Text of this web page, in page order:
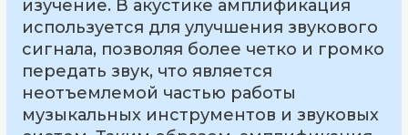
изучение. В акустике амплификация
используется для улучшения звукового
сигнала, позволяя более четко и громко
передать звук, что является
неотъемлемой частью работы
музыкальных инструментов и звуковых